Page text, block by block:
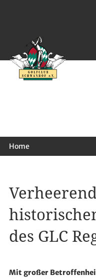
Home
des GLC
Mit großer